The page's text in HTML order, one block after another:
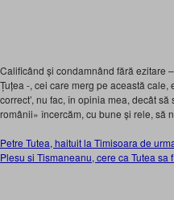
Calificând și condamnând fără ezitare
Țuțea -, cei care merg pe această
correct’, nu fac, în opinia mea, decât
românii» încercăm, cu bune și rele, să
Petre Tutea, haituit la Timisoara de
Plesu si Tismaneanu, cere ca Tutea sa